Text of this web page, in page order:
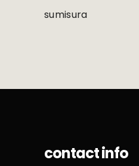
sumisura
contact info